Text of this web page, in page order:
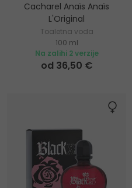
Cacharel Anaïs Anaïs
L'Original
Toaletna voda
100 ml
Na zalihi 2 verzije
od 36,50 €